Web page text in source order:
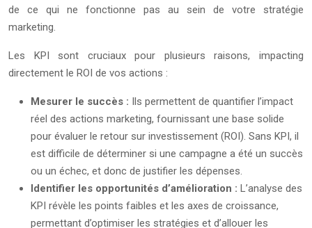
de ce qui ne fonctionne pas au sein de votre stratégie
marketing.
Les KPI sont cruciaux pour plusieurs raisons, impacting
directement le ROI de vos actions :
Mesurer le succès : Ils permettent de quantifier l’impact
réel des actions marketing, fournissant une base solide
pour évaluer le retour sur investissement (ROI). Sans KPI, il
est difficile de déterminer si une campagne a été un succès
ou un échec, et donc de justifier les dépenses.
Identifier les opportunités d’amélioration : L’analyse des
KPI révèle les points faibles et les axes de croissance,
permettant d’optimiser les stratégies et d’allouer les